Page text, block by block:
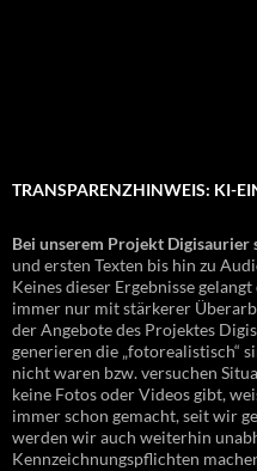
TRANSPARENZHINWEIS: KI-
Bei unserem Projekt Digisaurier
und ersten Texten bis hin zu
Keines dieser Ergebnisse
immer nur mit stärkerer
der Angebote des Projektes
generieren die „fotorealistisch“
nicht waren bzw. versuchen
keine Fotos oder Videos gibt,
immer schon gemacht, seit wir
werden wir auch weiterhin
Kennzeichnungspflichten